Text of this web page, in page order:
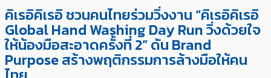
คิเรอิคิเรอิ ชวนคนไทยร่วมวิ่งงาน “คิเรอิคิเรอิ
Global Hand Washing Day Run วิ่งด้วยใจ
ให้น้องมือสะอาดครั้งที่ 2” ดัน Brand
Purpose สร้างพฤติกรรมการล้างมือให้คน